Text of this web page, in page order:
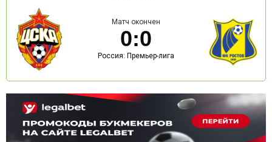
Матч окончен
0:0
Россия: Премьер-лига